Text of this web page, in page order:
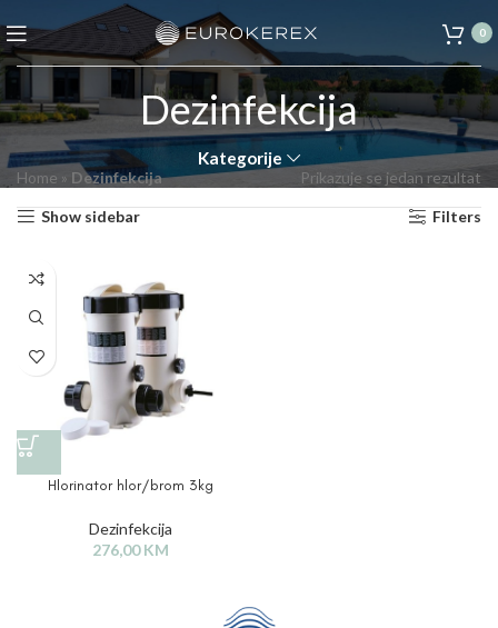
0
Dezinfekcija
Kategorije
Home » Dezinfekcija Prikazuje se jedan rezultat
Show sidebar Filters
Hlorinator hlor/brom 3kg
Dezinfekcija
276,00KM